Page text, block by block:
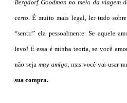
Bergdorf Goodman no meio da viagem
certo . É muito mais legal, ler tudo
“sentir” ela pessoalmente. Se aquele
levo! E essa é minha teoria, se você
não seja muy amigo , mas você vai usar
sua compra.